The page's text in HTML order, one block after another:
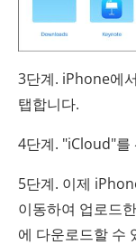
3단계. iPhone에
탭합니다.
4단계. "iCloud"를
5단계. 이제
이동하여 업로드
에 다운로드할 수